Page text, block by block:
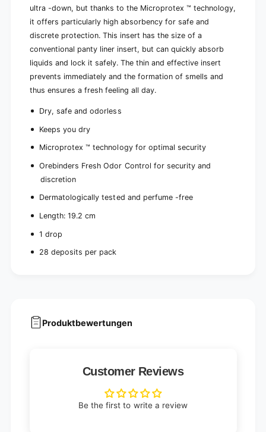
e
c
e
s
)
i
e
c
e
ultra -down, but thanks to the Microprotex ™ technology,
it offers particularly high absorbency for safe and
discrete protection. This insert has the size of a
conventional panty liner insert, but can quickly absorb
liquids and lock it safely. The thin and effective insert
prevents immediately and the formation of smells and
thus ensures a fresh feeling all day.
Dry, safe and odorless
Keeps you dry
Microprotex ™ technology for optimal security
Orebinders Fresh Odor Control for security and
discretion
Dermatologically tested and perfume -free
Length: 19.2 cm
1 drop
28 deposits per pack
Produktbewertungen
Customer Reviews
Be the first to write a review